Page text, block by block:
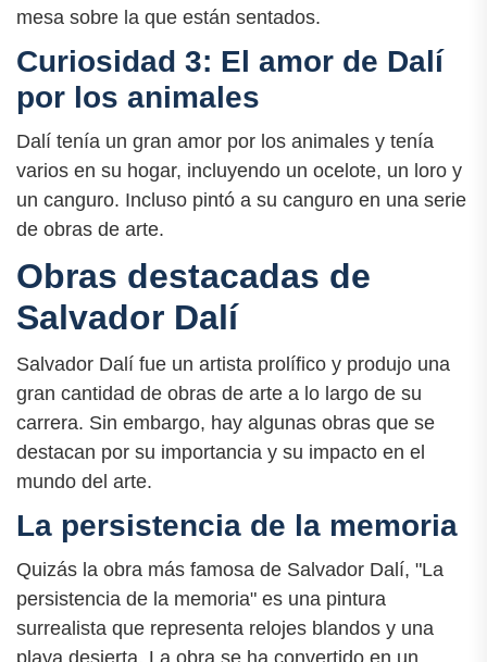
mesa sobre la que están sentados.
Curiosidad 3: El amor de Dalí
por los animales
Dalí tenía un gran amor por los animales y tenía
varios en su hogar, incluyendo un ocelote, un loro y
un canguro. Incluso pintó a su canguro en una serie
de obras de arte.
Obras destacadas de
Salvador Dalí
Salvador Dalí fue un artista prolífico y produjo una
gran cantidad de obras de arte a lo largo de su
carrera. Sin embargo, hay algunas obras que se
destacan por su importancia y su impacto en el
mundo del arte.
La persistencia de la memoria
Quizás la obra más famosa de Salvador Dalí, "La
persistencia de la memoria" es una pintura
surrealista que representa relojes blandos y una